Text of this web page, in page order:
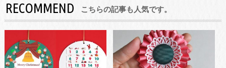
RECOMMEND こちらの記事も人気です。